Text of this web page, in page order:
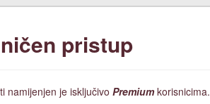
pristup
namijenjen je isključivo Premiumkorisnicima.